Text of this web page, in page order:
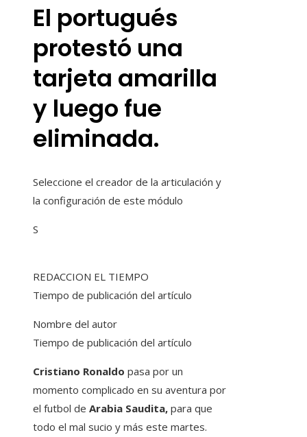
El portugués
protestó una
tarjeta amarilla
y luego fue
eliminada.
Seleccione el creador de la articulación y
la configuración de este módulo
S
REDACCION EL TIEMPO
Tiempo de publicación del artículo
Nombre del autor
Tiempo de publicación del artículo
Cristiano Ronaldo pasa por un
momento complicado en su aventura por
el futbol de Arabia Saudita, para que
todo el mal sucio y más este martes.